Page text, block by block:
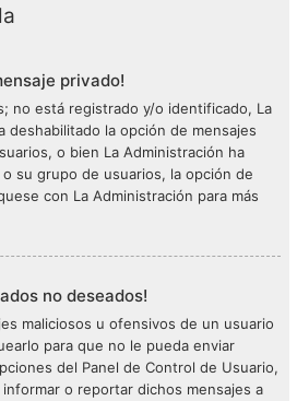
privado!
no está registrado y/o identificado, La
deshabilitado la opción de mensajes
o bien La Administración ha
su grupo de usuarios, la opción de
con La Administración para más
no deseados!
maliciosos u ofensivos de un usuario
para que no le pueda enviar
del Panel de Control de Usuario,
o reportar dichos mensajes a